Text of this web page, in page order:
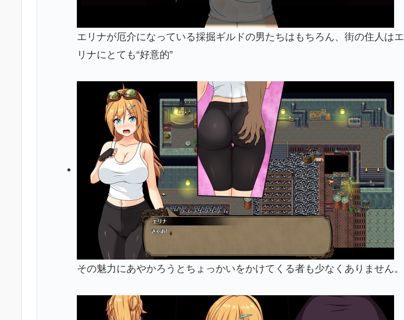
エリナが厄介になっている採掘ギルドの男たちはもちろん、街の住人はエ
リナにとても“好意的”
その魅力にあやかろうとちょっかいをかけてくる者も少なくありません。